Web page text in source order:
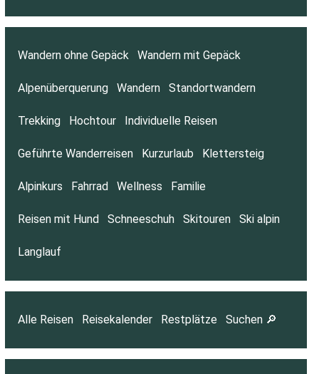
Wandern ohne Gepäck Wandern mit Gepäck
Alpenüberquerung Wandern Standortwandern
Trekking Hochtour Individuelle Reisen
Geführte Wanderreisen Kurzurlaub Klettersteig
Alpinkurs Fahrrad Wellness Familie
Reisen mit Hund Schneeschuh Skitouren Ski alpin
Langlauf
Alle Reisen Reisekalender Restplätze Suchen 🔎